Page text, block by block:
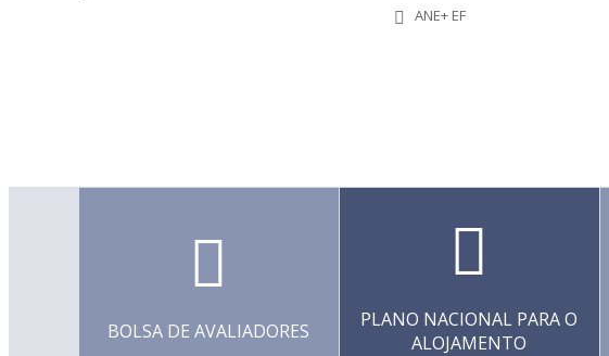
ANE+ EF
BOLSA DE AVALIADORES
PLANO NACIONAL PARA O
ALOJAMENTO